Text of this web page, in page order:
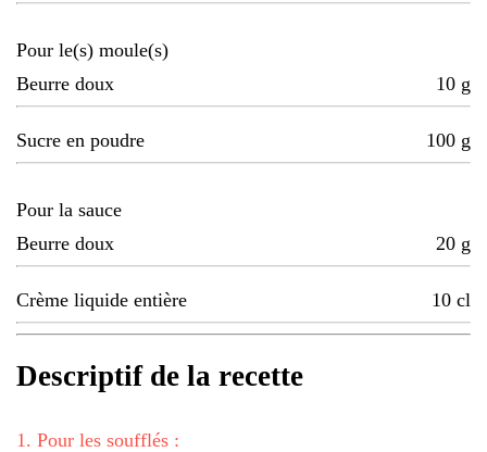
Pour le(s) moule(s)
Beurre doux
10 g
Sucre en poudre 100 g
Pour la sauce
Beurre doux
20 g
Crème liquide entière 10 cl
Descriptif de la recette
1 . Pour les soufflés :